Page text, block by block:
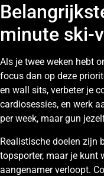
minute ski-
Als je twee weken hebt
focus dan op deze
en wall sits, verbeter je
cardiosessies, en werk
per week, maar gun
Realistische doelen zijn
topsporter, maar je kunt
aangenamer verloopt.